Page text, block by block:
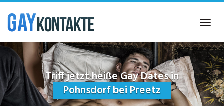
Skip
main
content
Triff jetzt heiße Gay Dates in
Pohnsdorf bei Preetz